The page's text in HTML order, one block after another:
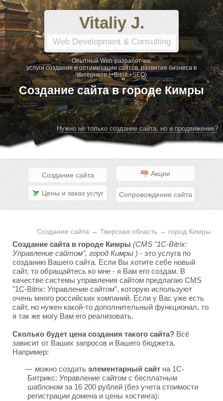
Vitaliy J.
Web Development & Consulting
Опытный Web-разработчик:
услуги создания и оптимизации сайтов, развития бизнеса в
интернете (+Bitrix +SEO)
Создание сайта в городе Кимры
Нужно не только создание сайта, но и продвижение?
Создание сайта Акции
Цены и заказ услуг Сопровождение сайта
Создание сайта → Тверская область → город Кимры
Создание сайта в городе Кимры (CMS "1C-Bitrix:
Управление сайтом", город Кимры ) - это услуга по
созданию Вашего сайта. Если Вы хотите себе новый
сайт, то обращайтесь ко мне - я Вам его создам. В
качестве системы управления сайтом предлагаю CMS
"1C-Bitrix: Управление сайтом", которую используют
очень много российских компаний. Если у Вас уже есть
сайт, но нужен какой-то дополнительный функционал, то
я так же могу Вам его реализовать.
Сколько будет цена создания такого сайта? Всё
зависит от Ваших запросов и Вашего бюджета.
Например:
можно создать элементарный сайт на 1С-
Битрикс: Управление сайтом с бесплатным
шаблоном за 16 200 рублей (без учета стоимости
регистрации домена и цены хостинга);